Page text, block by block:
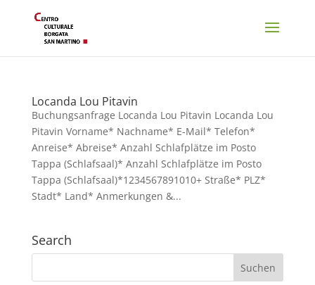
Locanda Lou Pitavin
Buchungsanfrage Locanda Lou Pitavin Locanda Lou
Pitavin Vorname* Nachname* E-Mail* Telefon*
Anreise* Abreise* Anzahl Schlafplätze im Posto
Tappa (Schlafsaal)* Anzahl Schlafplätze im Posto
Tappa (Schlafsaal)*1234567891010+ Straße* PLZ*
Stadt* Land* Anmerkungen &...
Search